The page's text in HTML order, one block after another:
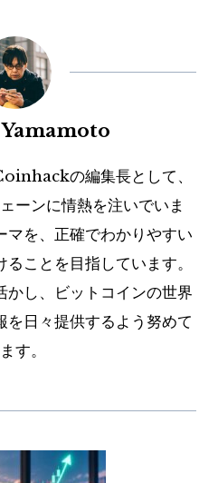
の編集長として、
ーンに情熱を注いでいま
マを、正確でわかりやすい
ことを目指しています。
かし、ビットコインの世界
を日々提供するよう努めて
す。